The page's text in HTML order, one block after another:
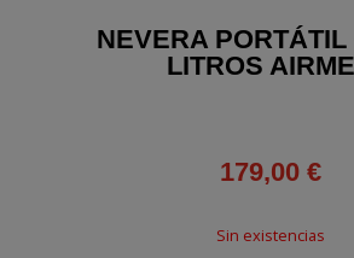
NEVERA PORTÁTIL
LITROS
179,00 €
Sin existencias